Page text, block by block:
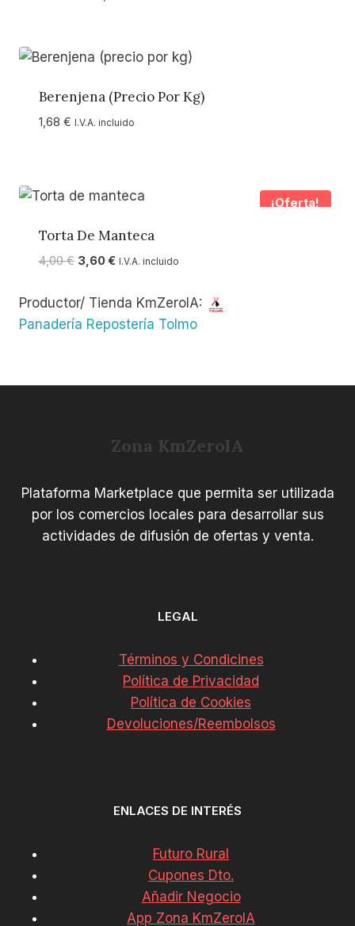
Berenjena (precio Por Kg)
1,68 € I.V.A. incluido
¡Oferta!
Torta De Manteca
4,00€ El
original
4,00 €.
3,60€El
actual
3,60 €.
I.V.A. incluido
Productor/ Tienda KmZeroIA:
Panadería Repostería Tolmo
Zona KmZeroIA
Plataforma Marketplace que permita ser utilizada
por los comercios locales para desarrollar sus
actividades de difusión de ofertas y venta.
LEGAL
Términos y Condicines
Política de Privacidad
Política de Cookies
Devoluciones/Reembolsos
ENLACES DE INTERÉS
Futuro Rural
Cupones Dto.
Añadir Negocio
App Zona KmZeroIA